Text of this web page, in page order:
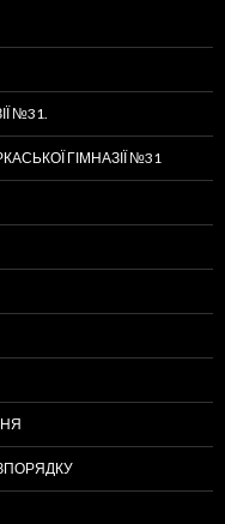
№31.
ГІМНАЗІЇ №31